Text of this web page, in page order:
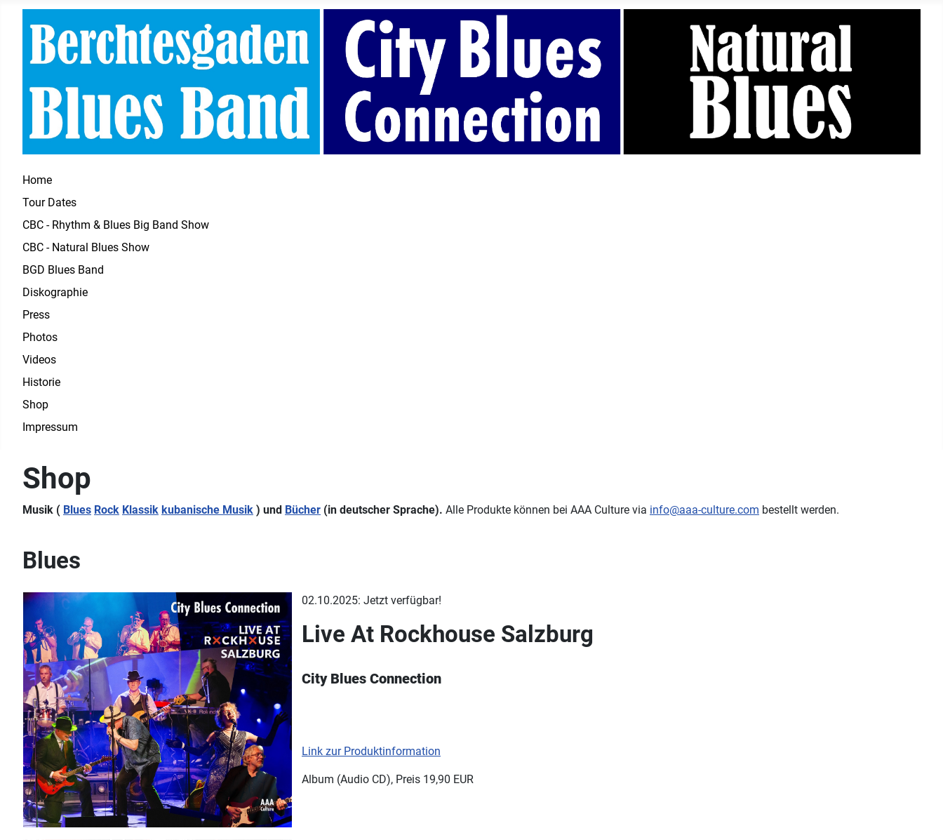
Home
Tour Dates
CBC - Rhythm & Blues Big Band Show
CBC - Natural Blues Show
BGD Blues Band
Diskographie
Press
Photos
Videos
Historie
Shop
Impressum
Shop
Musik ( Blues Rock Klassik kubanische Musik ) und Bücher (in deutscher Sprache). Alle Produkte können bei AAA Culture via info@aaa-culture.com bestellt werden.
Blues
02.10.2025: Jetzt verfügbar!
Live At Rockhouse Salzburg
City Blues Connection
Link zur Produktinformation
Album (Audio CD), Preis 19,90 EUR